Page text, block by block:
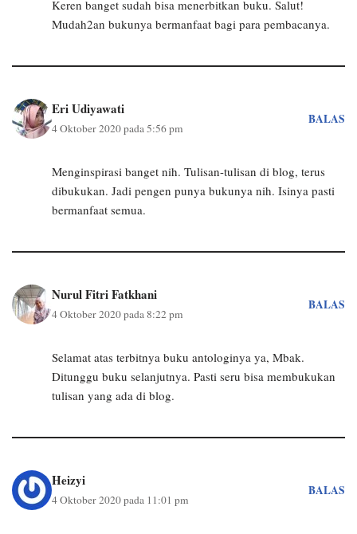
Keren banget sudah bisa menerbitkan buku. Salut!
Mudah2an bukunya bermanfaat bagi para pembacanya.
Eri Udiyawati
4 Oktober 2020 pada 5:56 pm
BALAS
Menginspirasi banget nih. Tulisan-tulisan di blog, terus
dibukukan. Jadi pengen punya bukunya nih. Isinya pasti
bermanfaat semua.
Nurul Fitri Fatkhani
4 Oktober 2020 pada 8:22 pm
BALAS
Selamat atas terbitnya buku antologinya ya, Mbak.
Ditunggu buku selanjutnya. Pasti seru bisa membukukan
tulisan yang ada di blog.
Heizyi
4 Oktober 2020 pada 11:01 pm
BALAS